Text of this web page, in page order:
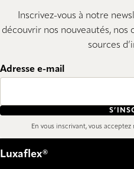
Inscrivez-vous à notre
découvrir nos nouveautés, nos
sources
Adresse e-mail
En vous inscrivant, vous acceptez
Luxaflex®